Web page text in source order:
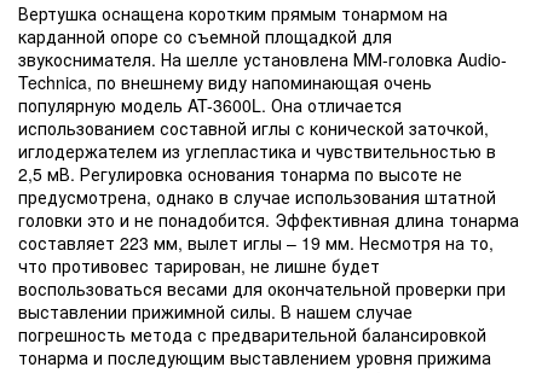
Вертушка оснащена коротким прямым тонармом на
карданной опоре со съемной площадкой для
звукоснимателя. На шелле установлена ММ-головка Audio-
Technica, по внешнему виду напоминающая очень
популярную модель AT-3600L. Она отличается
использованием составной иглы с конической заточкой,
иглодержателем из углепластика и чувствительностью в
2,5 мВ. Регулировка основания тонарма по высоте не
предусмотрена, однако в случае использования штатной
головки это и не понадобится. Эффективная длина тонарма
составляет 223 мм, вылет иглы – 19 мм. Несмотря на то,
что противовес тарирован, не лишне будет
воспользоваться весами для окончательной проверки при
выставлении прижимной силы. В нашем случае
погрешность метода с предварительной балансировкой
тонарма и последующим выставлением уровня прижима